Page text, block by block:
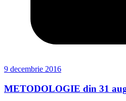
9 decembrie 2016
METODOLOGIE din 31